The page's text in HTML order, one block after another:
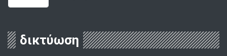
δικτύωση